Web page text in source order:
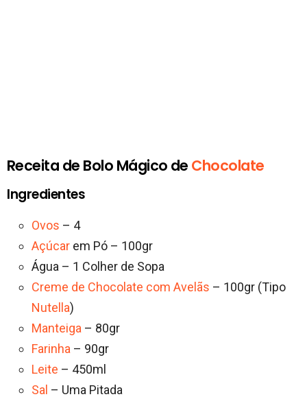
Receita de Bolo Mágico de Chocolate
Ingredientes
Ovos – 4
Açúcar em Pó – 100gr
Água – 1 Colher de Sopa
Creme de Chocolate com Avelãs – 100gr (Tipo
Nutella)
Manteiga – 80gr
Farinha – 90gr
Leite – 450ml
Sal – Uma Pitada